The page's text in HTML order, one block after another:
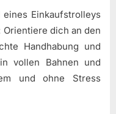
Einkaufstrolleys
dich an den
Handhabung und
vollen Bahnen und
und ohne Stress